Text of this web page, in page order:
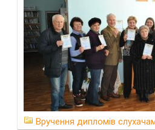
Вручення дипломів